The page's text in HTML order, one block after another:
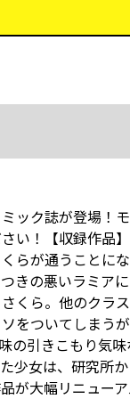
ック誌が登場
い！【収録作品
らが通うことに
きの悪いラミア
くら。他のクラ
をついてしま
の引きこもり気
少女は、研究
が大幅リニュー